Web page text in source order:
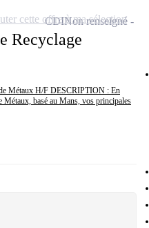
Recyclage
Métaux H/F DESCRIPTION : En
Métaux, basé au Mans, vos principales
CDINon renseigné
cette offre à ma sélection